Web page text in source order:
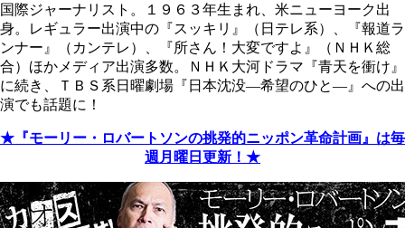
国際ジャーナリスト。１９６３年生まれ、米ニューヨーク出
身。レギュラー出演中の『スッキリ』（日テレ系）、『報道ラ
ンナー』（カンテレ）、『所さん！大変ですよ』（ＮＨＫ総
合）ほかメディア出演多数。ＮＨＫ大河ドラマ『青天を衝け』
に続き、ＴＢＳ系日曜劇場『日本沈没―希望のひと―』への出
演でも話題に！
★『モーリー・ロバートソンの挑発的ニッポン革命計画』は毎
週月曜日更新！★